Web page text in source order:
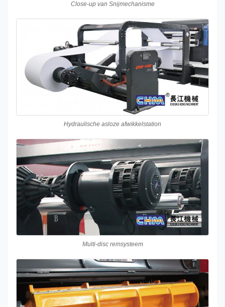
Close-up van Snijmechanisme
Hydraulische asloze afwikkelstation
Multi-disc remsysteem